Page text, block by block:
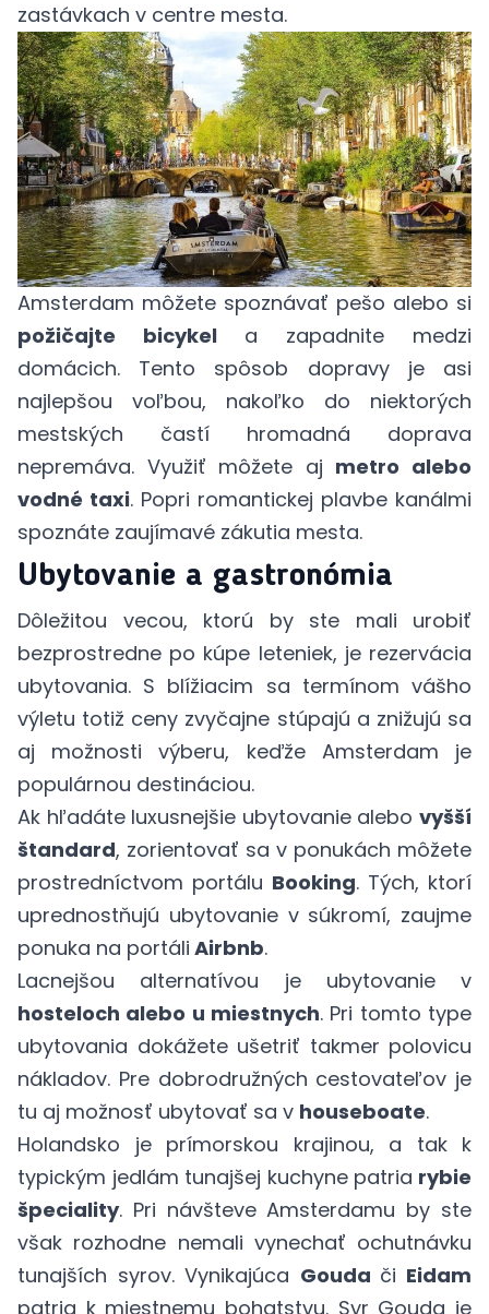
zastávkach v centre mesta.
Amsterdam môžete spoznávať pešo alebo si
požičajte bicykel a zapadnite medzi
domácich. Tento spôsob dopravy je asi
najlepšou voľbou, nakoľko do niektorých
mestských častí hromadná doprava
nepremáva. Využiť môžete aj metro alebo
vodné taxi. Popri romantickej plavbe kanálmi
spoznáte zaujímavé zákutia mesta.
Ubytovanie a gastronómia
Dôležitou vecou, ktorú by ste mali urobiť
bezprostredne po kúpe leteniek, je rezervácia
ubytovania. S blížiacim sa termínom vášho
výletu totiž ceny zvyčajne stúpajú a znižujú sa
aj možnosti výberu, keďže Amsterdam je
populárnou destináciou.
Ak hľadáte luxusnejšie ubytovanie alebo vyšší
štandard, zorientovať sa v ponukách môžete
prostredníctvom portálu Booking. Tých, ktorí
uprednostňujú ubytovanie v súkromí, zaujme
ponuka na portáli Airbnb.
Lacnejšou alternatívou je ubytovanie v
hosteloch alebo u miestnych. Pri tomto type
ubytovania dokážete ušetriť takmer polovicu
nákladov. Pre dobrodružných cestovateľov je
tu aj možnosť ubytovať sa v houseboate.
Holandsko je prímorskou krajinou, a tak k
typickým jedlám tunajšej kuchyne patria rybie
špeciality. Pri návšteve Amsterdamu by ste
však rozhodne nemali vynechať ochutnávku
tunajších syrov. Vynikajúca Gouda či Eidam
patria k miestnemu bohatstvu. Syr Gouda je